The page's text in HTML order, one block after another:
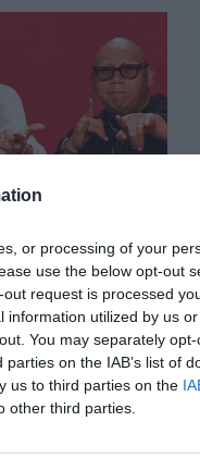
or processing of your
use the below opt-out
request is processed
utilized by us
You may separately
on the IAB’s list of
us to third parties on the
other third parties.
και ο
με
πλευρές